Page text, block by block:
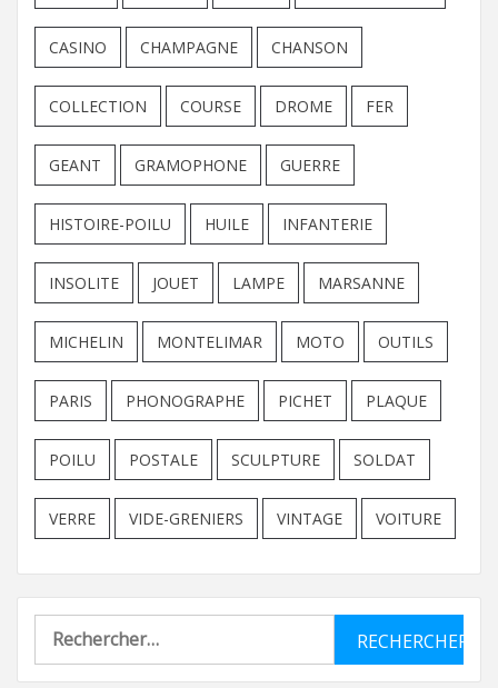
CASINO CHAMPAGNE CHANSON
COLLECTION COURSE DROME FER
GEANT GRAMOPHONE GUERRE
HISTOIRE-POILU HUILE INFANTERIE
INSOLITE JOUET LAMPE MARSANNE
MICHELIN MONTELIMAR MOTO OUTILS
PARIS PHONOGRAPHE PICHET PLAQUE
POILU POSTALE SCULPTURE SOLDAT
VERRE VIDE-GRENIERS VINTAGE VOITURE
Rechercher :